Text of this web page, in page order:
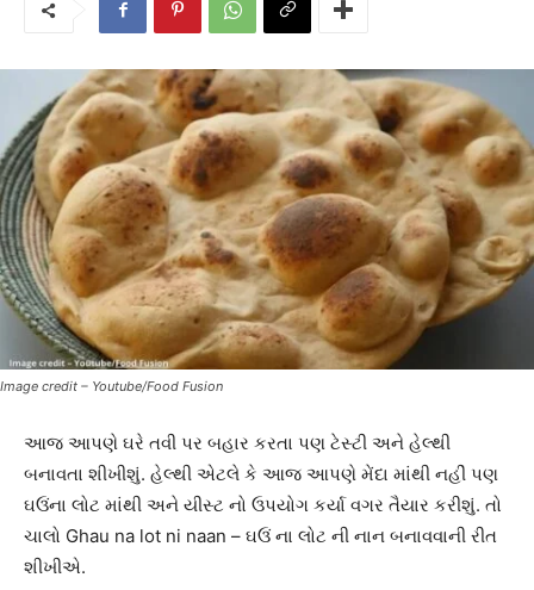
Image credit – Youtube/Food Fusion
આજ આપણે ઘરે તવી પર બહાર કરતા પણ ટેસ્ટી અને હેલ્થી
બનાવતા શીખીશું. હેલ્થી એટલે કે આજ આપણે મેંદા માંથી નહીં પણ
ઘઉંના લોટ માંથી અને યીસ્ટ નો ઉપયોગ કર્યા વગર તૈયાર કરીશું. તો
ચાલો Ghau na lot ni naan – ઘઉં ના લોટ ની નાન બનાવવાની રીત
શીખીએ.